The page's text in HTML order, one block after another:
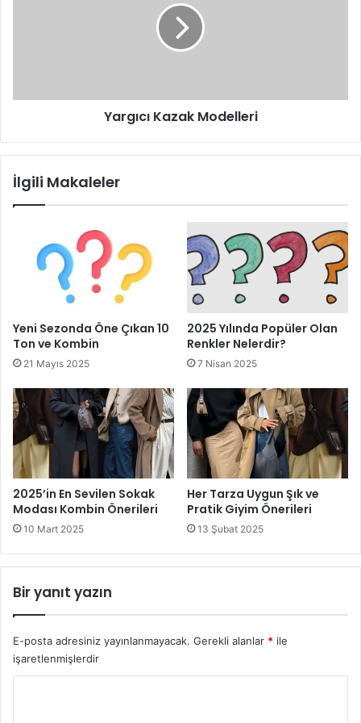
çizmeler tercih edilebilir. Yazları ise pantolonlarla uyumlu
babetler çekiciliğinizi artıracaktır. Dikkat etmeniz gereken
önemli bir nokta ise giydiğiniz giysilerin pantolonlarınızın
Yargıcı Kazak Modelleri
İlgili Makaleler
Yeni Sezonda Öne Çıkan 10
Ton ve Kombin
21 Mayıs 2025
2025 Yılında Popüler Olan
Renkler Nelerdir?
7 Nisan 2025
2025’in En Sevilen Sokak
Modası Kombin Önerileri
10 Mart 2025
Her Tarza Uygun Şık ve
Pratik Giyim Önerileri
13 Şubat 2025
Bir yanıt yazın
E-posta adresiniz yayınlanmayacak. Gerekli alanlar * ile
işaretlenmişlerdir